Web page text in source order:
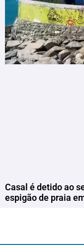
Casal é detido ao
espigão de praia